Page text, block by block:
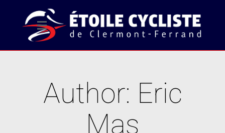
Author: Eric
Mas